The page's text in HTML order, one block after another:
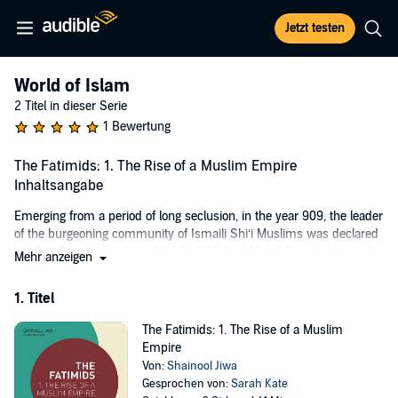
Jetzt testen
World of Islam
2 Titel in dieser Serie
1 Bewertung
The Fatimids: 1. The Rise of a Muslim Empire
Inhaltsangabe
Emerging from a period of long seclusion, in the year 909, the leader
of the burgeoning community of Ismaili Shi‘i Muslims was declared
the first Fatimid Imam-caliph. Abd Allah al-Mahdi founded the only
and the Abbasids. At its peak, the Fatimid Empire extended from
the Atlantic shores of North Africa, across the southern
Mediterranean, and down both sides of the Red Sea, covering also
Mecca and Medina.
This accessible history, the first of two volumes, tells the story of the
Mehr anzeigen
1. Titel
The Fatimids: 1. The Rise of a Muslim
Empire
Von:Shainool Jiwa
Gesprochen von:Sarah Kate